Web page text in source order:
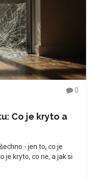
0
Co je kryto a
- jen to, co je
je kryto, co ne, a jak si